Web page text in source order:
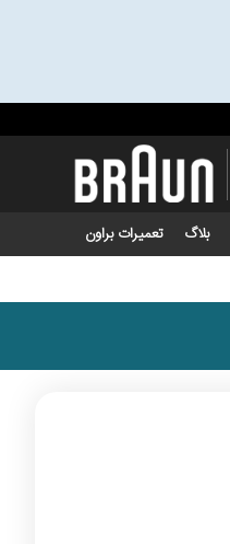
بلاگ
تعمیرات براون